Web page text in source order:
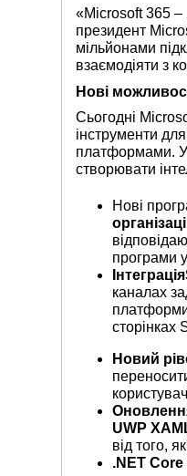
«Microsoft 365 –
президент
мільйонами
взаємодіяти з
Нові
Сьогодні
інструменти
платформами. У
створювати
Нові
програми
Інтеграція
каналах
сторінках
Новий
UWP
від того,
.NET Core